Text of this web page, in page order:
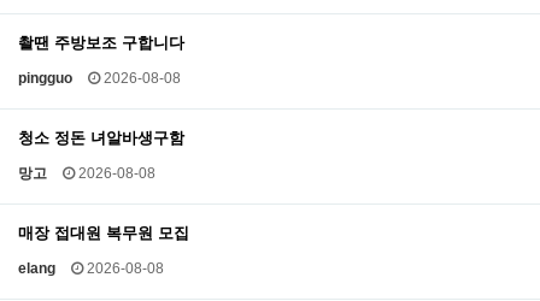
촬땐 주방보조 구합니다
pingguo 2026-08-08
청소 정돈 녀알바생구함
망고 2026-08-08
매장 접대원 복무원 모집
elang 2026-08-08